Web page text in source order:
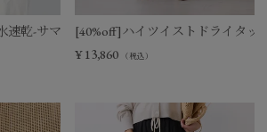
速乾-サマーポロニット[40%off]ハイツイストドライタッ
¥ 13,860 （税込）